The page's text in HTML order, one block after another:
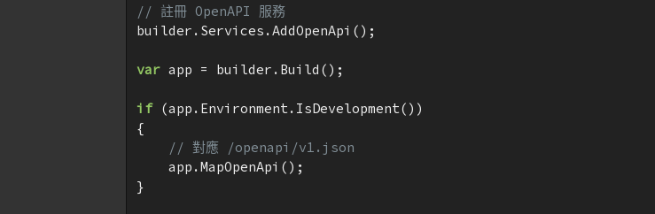
// 註冊 OpenAPI 服務
builder.Services.AddOpenApi();
var app = builder.Build();
if (app.Environment.IsDevelopment())
{
// 對應 /openapi/v1.json
    app.MapOpenApi();
}